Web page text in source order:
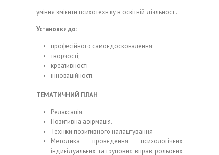
уміння змінити психотехніку в освітній діяльності.
Установки до:
професійного самовдосконалення;
творчості;
креативності;
інноваційності.
ТЕМАТИЧНИЙ ПЛАН
Релаксація.
Позитивна афірмація.
Техніки позитивного налаштування.
Методика проведення психологічних
індивідуальних та групових вправ, рольових